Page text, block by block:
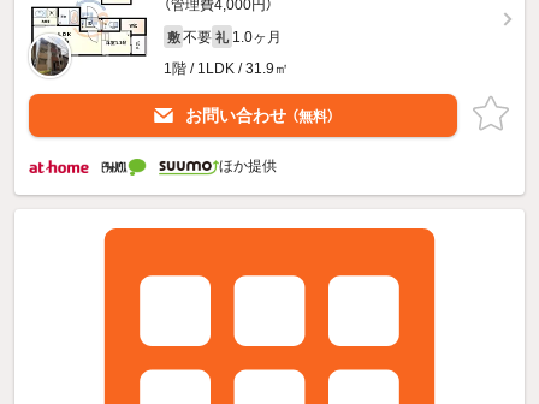
（管理費4,000円）
敷 不要 礼 1.0ヶ月
1階 / 1LDK / 31.9㎡
お問い合わせ （無料）
ほか提供